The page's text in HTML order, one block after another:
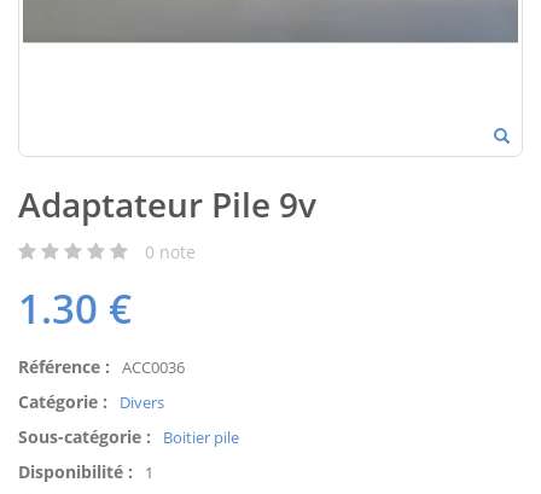
Adaptateur Pile 9v
0 note
1.30 €
Référence : ACC0036
Catégorie : Divers
Sous-catégorie : Boitier pile
Disponibilité : 1